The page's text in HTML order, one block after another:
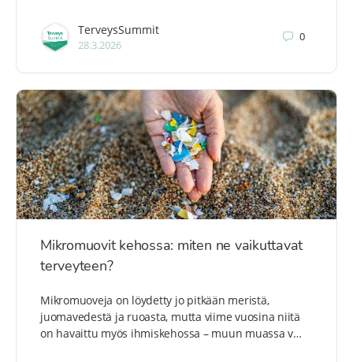
TerveysSummit
28.3.2026
0
Mikromuovit kehossa: miten ne vaikuttavat
terveyteen?
Mikromuoveja on löydetty jo pitkään meristä,
juomavedestä ja ruoasta, mutta viime vuosina niitä
on havaittu myös ihmiskehossa – muun muassa v…